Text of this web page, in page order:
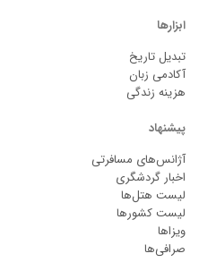
ابزارها
تبدیل تاریخ
آکادمی زبان
هزینه زندگی
پیشنهاد
آژانس‌های مسافرتی
اخبار گردشگری
لیست هتل‌ها
لیست کشورها
ویزاها
صرافی‌ها